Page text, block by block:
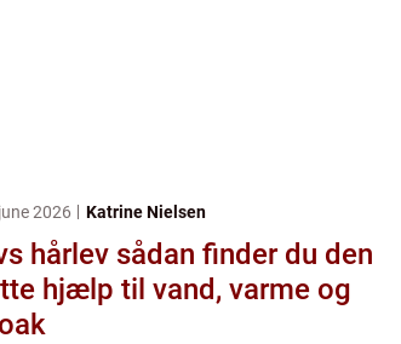
2026 Katrine Nielsen
sådan finder du den
hjælp til vand, varme og